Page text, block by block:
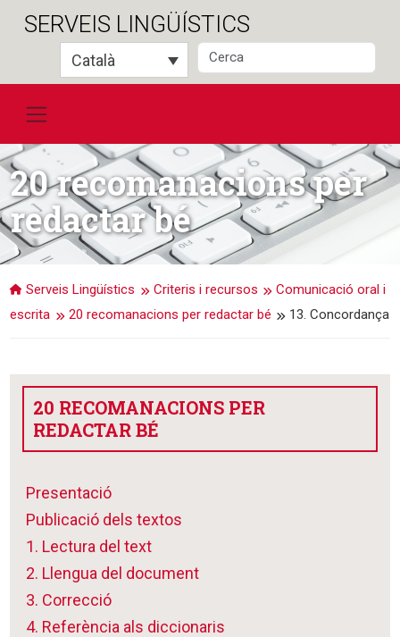
SaltaSERVEIS LINGÜÍSTICS
Català
20 recomanacions per
redactar bé
Serveis Lingüístics Criteris i recursos
Comunicació oral i
escrita
20 recomanacions per redactar bé 13. Concordança
20 RECOMANACIONS PER
REDACTAR BÉ
Presentació
Publicació dels textos
1. Lectura del text
2. Llengua del document
3. Correcció
4. Referència als diccionaris